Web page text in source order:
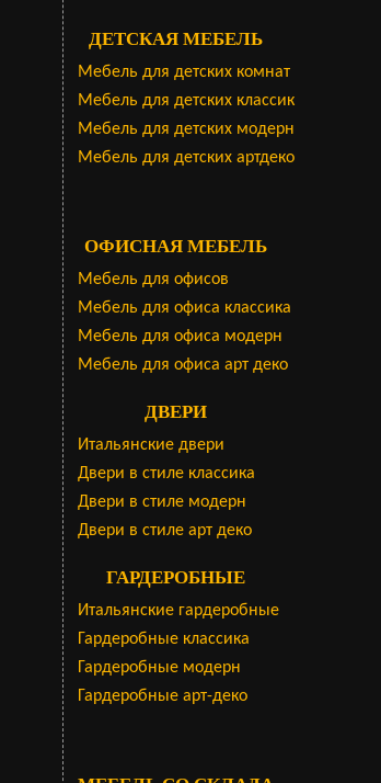
ДЕТСКАЯ МЕБЕЛЬ
Мебель для детских комнат
Мебель для детских классик
Мебель для детских модерн
Мебель для детских артдеко
ОФИСНАЯ МЕБЕЛЬ
Мебель для офисов
Мебель для офиса классика
Мебель для офиса модерн
Мебель для офиса арт деко
ДВЕРИ
Итальянские двери
Двери в стиле классика
Двери в стиле модерн
Двери в стиле арт деко
ГАРДЕРОБНЫЕ
Итальянские гардеробные
Гардеробные классика
Гардеробные модерн
Гардеробные арт-деко